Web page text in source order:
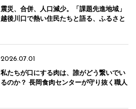
震災、合併、人口減少。「課題先進地域」
越後川口で熱い住民たちと語る、ふるさと
2026.07.01
私たちが口にする肉は、誰がどう繋いでい
るのか？ 長岡食肉センターが守り抜く職人